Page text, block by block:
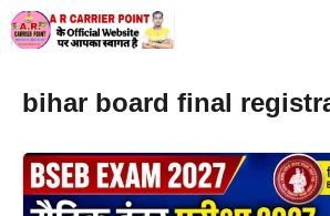
Skip
to
bihar board final